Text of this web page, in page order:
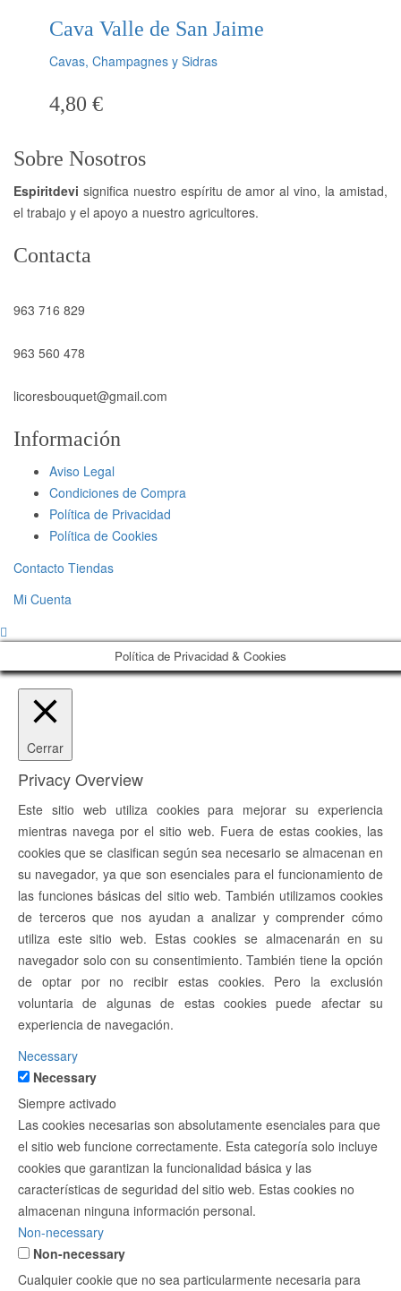
Cava Valle de San Jaime
Cavas, Champagnes y Sidras
4,80 €
Sobre Nosotros
Espiritdevi significa nuestro espíritu de amor al vino, la amistad,
el trabajo y el apoyo a nuestro agricultores.
Contacta
963 716 829
963 560 478
licoresbouquet@gmail.com
Información
Aviso Legal
Condiciones de Compra
Política de Privacidad
Política de Cookies
Contacto Tiendas
Mi Cuenta
Política de Privacidad & Cookies
Cerrar
Privacy Overview
Este sitio web utiliza cookies para mejorar su experiencia
mientras navega por el sitio web. Fuera de estas cookies, las
cookies que se clasifican según sea necesario se almacenan en
su navegador, ya que son esenciales para el funcionamiento de
las funciones básicas del sitio web. También utilizamos cookies
de terceros que nos ayudan a analizar y comprender cómo
utiliza este sitio web. Estas cookies se almacenarán en su
navegador solo con su consentimiento. También tiene la opción
de optar por no recibir estas cookies. Pero la exclusión
voluntaria de algunas de estas cookies puede afectar su
experiencia de navegación.
Necessary
Necessary
Siempre activado
Las cookies necesarias son absolutamente esenciales para que
el sitio web funcione correctamente. Esta categoría solo incluye
cookies que garantizan la funcionalidad básica y las
características de seguridad del sitio web. Estas cookies no
almacenan ninguna información personal.
Non-necessary
Non-necessary
Cualquier cookie que no sea particularmente necesaria para